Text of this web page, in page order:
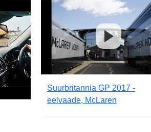
Suurbritannia GP 2017 -
eelvaade, McLaren